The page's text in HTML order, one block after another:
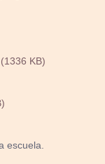
KB)
escuela.